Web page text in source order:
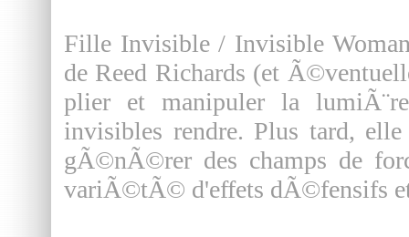
Fille Invisible / Invisible
de Reed Richards (et
plier et manipuler la
invisibles rendre. Plus tard,
gÃ©nÃ©rer des champs de
variÃ©tÃ© d'effets dÃ©fensifs